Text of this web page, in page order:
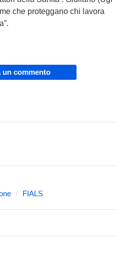
che proteggano chi lavora
un commento
FIALS